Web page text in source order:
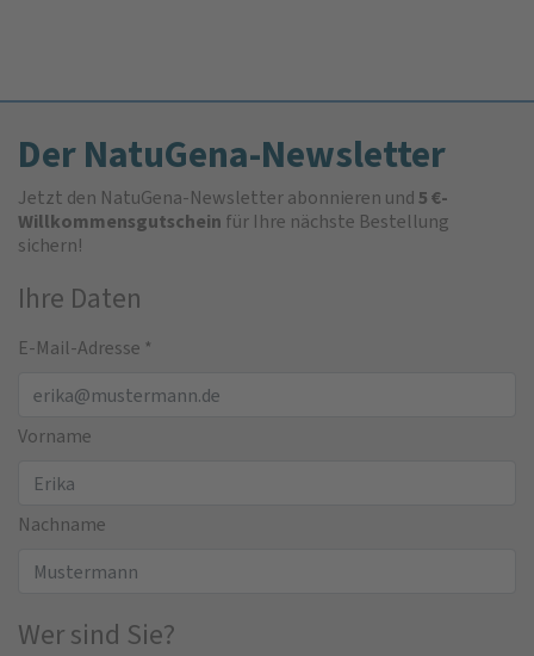
Der NatuGena-Newsletter
Jetzt den NatuGena-Newsletter abonnieren und5 €-
Willkommensgutschein für Ihre nächste Bestellung
sichern!
Ihre Daten
E-Mail-Adresse *
Vorname
Nachname
Wer sind Sie?